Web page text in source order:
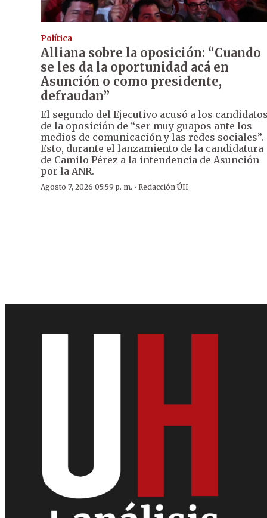
Política
Alliana sobre la oposición: “Cuando
se les da la oportunidad acá en
Asunción o como presidente,
defraudan”
El segundo del Ejecutivo acusó a los candidatos
de la oposición de “ser muy guapos ante los
medios de comunicación y las redes sociales”.
Esto, durante el lanzamiento de la candidatura
de Camilo Pérez a la intendencia de Asunción
por la ANR.
Agosto 7, 2026 05:59 p. m. · Redacción ÚH